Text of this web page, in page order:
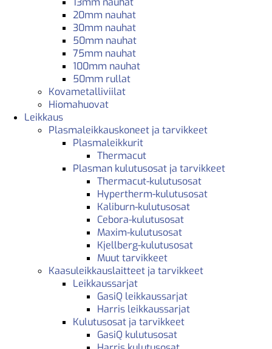
20mm nauhat
30mm nauhat
50mm nauhat
75mm nauhat
100mm nauhat
50mm rullat
Kovametalliviilat
Hiomahuovat
Leikkaus
Plasmaleikkauskoneet ja tarvikkeet
Plasmaleikkurit
Thermacut
Plasman kulutusosat ja tarvikkeet
Thermacut-kulutusosat
Hypertherm-kulutusosat
Kaliburn-kulutusosat
Cebora-kulutusosat
Maxim-kulutusosat
Kjellberg-kulutusosat
Muut tarvikkeet
Kaasuleikkauslaitteet ja tarvikkeet
Leikkaussarjat
GasiQ leikkaussarjat
Harris leikkaussarjat
Kulutusosat ja tarvikkeet
GasiQ kulutusosat